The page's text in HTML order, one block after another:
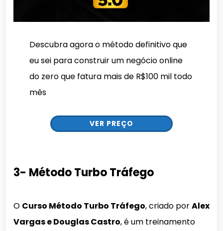
Descubra agora o método definitivo que
eu sei para construir um negócio online
do zero que fatura mais de R$100 mil todo
mês
VER PREÇO
3- Método Turbo Tráfego
O Curso Método Turbo Tráfego, criado porAlex
Vargas e Douglas Castro, é um treinamento